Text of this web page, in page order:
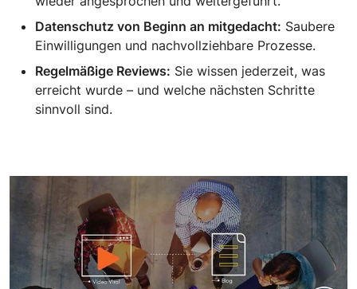
Datenschutz von Beginn an mitgedacht: Saubere
Einwilligungen und nachvollziehbare Prozesse.
Regelmäßige Reviews: Sie wissen jederzeit, was
erreicht wurde – und welche nächsten Schritte
sinnvoll sind.